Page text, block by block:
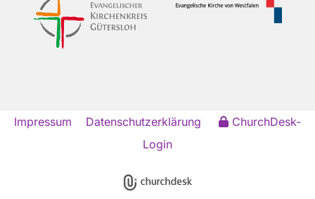
Impressum Datenschutzerklärung
ChurchDesk-
Login